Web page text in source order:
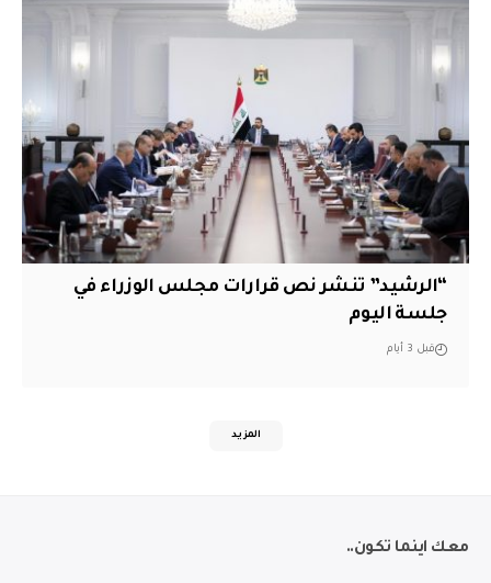
“الرشيد” تنشر نص قرارات مجلس الوزراء في
جلسة اليوم
قبل 3 أيام
المزيد
معك اينما تكون..